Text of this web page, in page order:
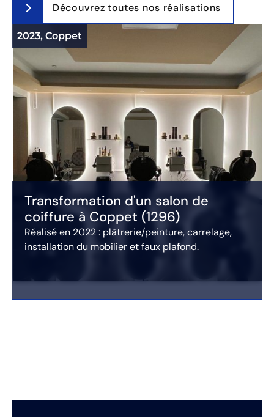
Découvrez toutes nos réalisations
Transformation d'un salon de
coiffure à Coppet (1296)
Réalisé en 2022 : plâtrerie/peinture, carrelage,
installation du mobilier et faux plafond.
2023, Coppet